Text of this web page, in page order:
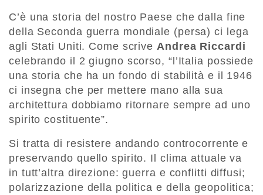
C’è una storia del nostro Paese che dalla fine
della Seconda guerra mondiale (persa) ci lega
agli Stati Uniti. Come scrive Andrea Riccardi
celebrando il 2 giugno scorso, “l’Italia possiede
una storia che ha un fondo di stabilità e il 1946
ci insegna che per mettere mano alla sua
architettura dobbiamo ritornare sempre ad uno
spirito costituente”.
Si tratta di resistere andando controcorrente e
preservando quello spirito. Il clima attuale va
in tutt’altra direzione: guerra e conflitti diffusi;
polarizzazione della politica e della geopolitica;